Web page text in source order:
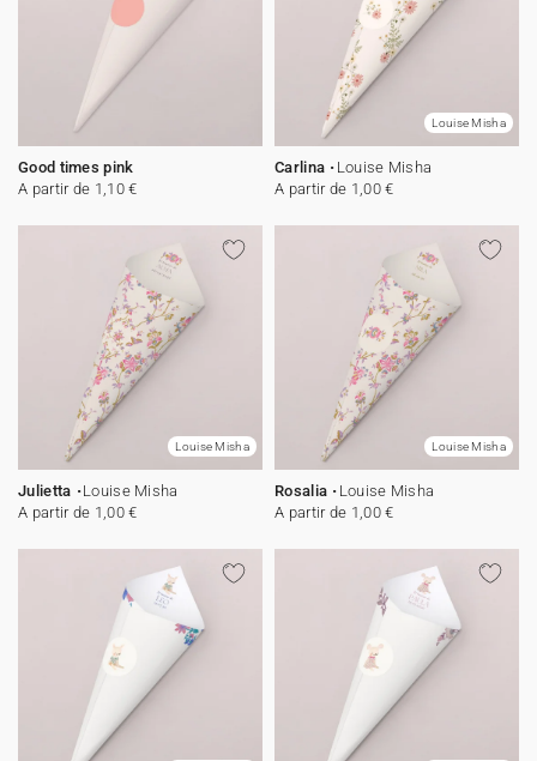
Good times pink
A partir de 1,10 €
Louise Misha
Carlina
Louise Misha
A partir de 1,00 €
Louise Misha
Julietta
Louise Misha
A partir de 1,00 €
Louise Misha
Rosalia
Louise Misha
A partir de 1,00 €